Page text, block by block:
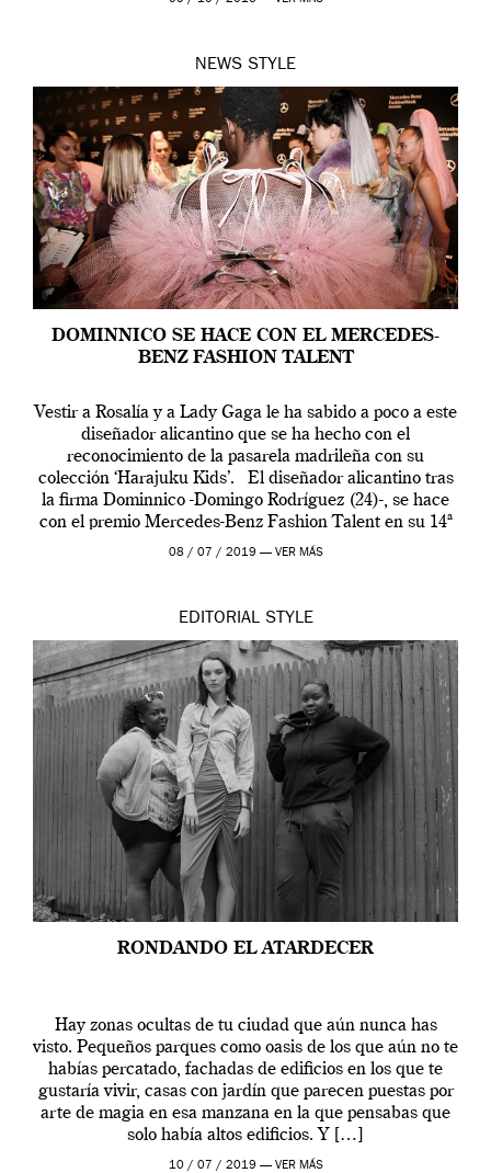
NEWS STYLE
DOMINNICO SE HACE CON EL MERCEDES-
BENZ FASHION TALENT
Vestir a Rosalía y a Lady Gaga le ha sabido a poco a este
diseñador alicantino que se ha hecho con el
reconocimiento de la pasarela madrileña con su
colección ‘Harajuku Kids’. El diseñador alicantino tras
la firma Dominnico -Domingo Rodríguez (24)-, se hace
con el premio Mercedes-Benz Fashion Talent en su 14ª
edición. […]
08 / 07 / 2019 — VER MÁS
EDITORIAL STYLE
RONDANDO EL ATARDECER
Hay zonas ocultas de tu ciudad que aún nunca has
visto. Pequeños parques como oasis de los que aún no te
habías percatado, fachadas de edificios en los que te
gustaría vivir, casas con jardín que parecen puestas por
arte de magia en esa manzana en la que pensabas que
solo había altos edificios. Y […]
10 / 07 / 2019 — VER MÁS